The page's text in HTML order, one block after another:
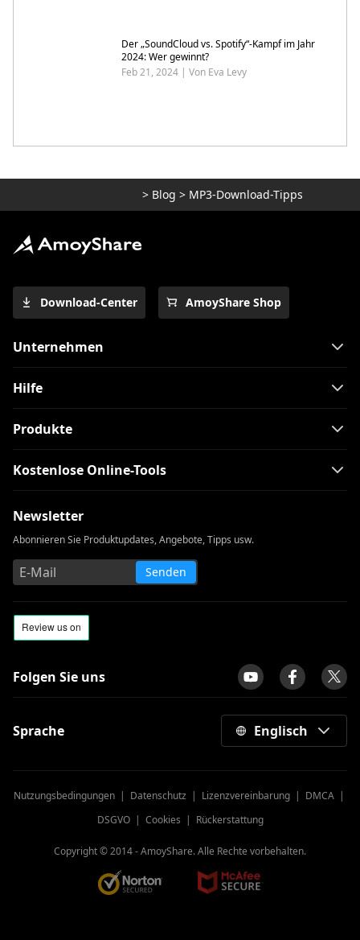
Der „SoundCloud vs. Spotify“-Kampf im Jahr
2024: Wer gewinnt?
Feb 21, 2024 | Von Eva Levy
> Blog > MP3-Download-Tipps
Download-Center AmoyShare Shop
Unternehmen
Hilfe
Produkte
Kostenlose Online-Tools
Newsletter
Abonnieren Sie Produktupdates, Angebote, Tipps usw.
Senden
Folgen Sie uns
Sprache Englisch
Nutzungsbedingungen| Datenschutz | Lizenzvereinbarung| DMCA|
DSGVO| Cookies | Rückerstattung
Copyright © 2014 -AmoyShare. Alle Rechte vorbehalten.